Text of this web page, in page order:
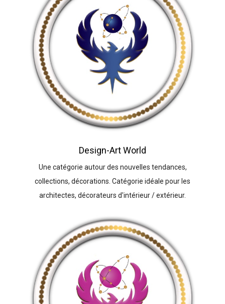
Design-Art World
Une catégorie autour des nouvelles tendances,
collections, décorations. Catégorie idéale pour les
architectes, décorateurs d'intérieur / extérieur.